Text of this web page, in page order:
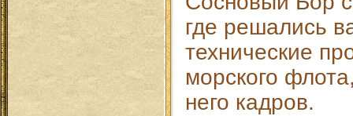
где решались
технические
морского
него кадров.